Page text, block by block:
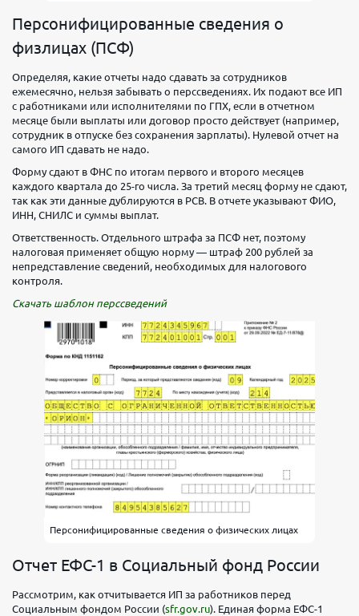
Персонифицированные сведения о
физлицах (ПСФ)
Определяя, какие отчеты надо сдавать за сотрудников
ежемесячно, нельзя забывать о перссведениях. Их подают все ИП
с работниками или исполнителями по ГПХ, если в отчетном
месяце были выплаты или договор просто действует (например,
сотрудник в отпуске без сохранения зарплаты). Нулевой отчет на
самого ИП сдавать не надо.
Форму сдают в ФНС по итогам первого и второго месяцев
каждого квартала до 25-го числа. За третий месяц форму не сдают,
так как эти данные дублируются в РСВ. В отчете указывают ФИО,
ИНН, СНИЛС и суммы выплат.
Ответственность. Отдельного штрафа за ПСФ нет, поэтому
налоговая применяет общую норму — штраф 200 рублей за
непредставление сведений, необходимых для налогового
контроля.
Скачать шаблон перссведений
Персонифицированные сведения о физических лицах
Отчет ЕФС-1 в Социальный фонд России
Рассмотрим, как отчитывается ИП за работников перед
Социальным фондом России (sfr.gov.ru). Единая форма ЕФС-1